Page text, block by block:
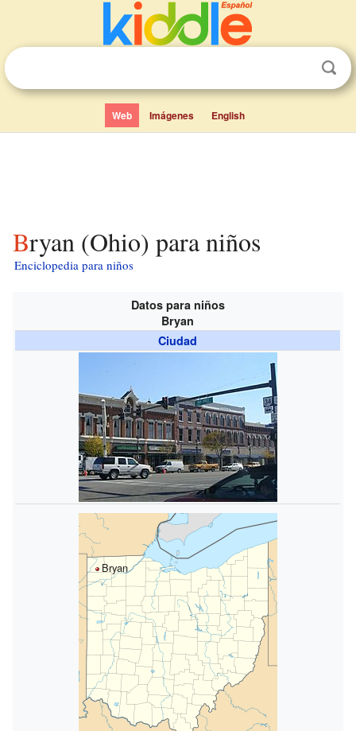
Web Imágenes English
Bryan (Ohio) para niños
Enciclopedia para niños
Datos para niños
Bryan
Ciudad
Bryan